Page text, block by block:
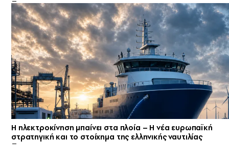
Η ηλεκτροκίνηση μπαίνει στα πλοία – Η νέα ευρωπαϊκή
στρατηγική και το στοίχημα της ελληνικής ναυτιλίας